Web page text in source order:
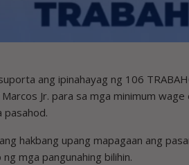
ang ipinahayag ng 106
Jr. para sa mga minimum
pasahod.
hakbang upang mapagaan ang
mga pangunahing bilihin.